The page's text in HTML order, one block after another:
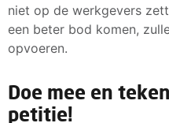
niet op de werkgevers
een beter bod komen,
opvoeren.
Doe mee en
petitie!